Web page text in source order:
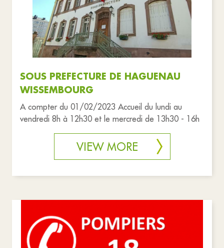
SOUS PREFECTURE DE HAGUENAU
WISSEMBOURG
A compter du 01/02/2023 Accueil du lundi au
vendredi 8h à 12h30 et le mercredi de 13h30 - 16h
VIEW MORE